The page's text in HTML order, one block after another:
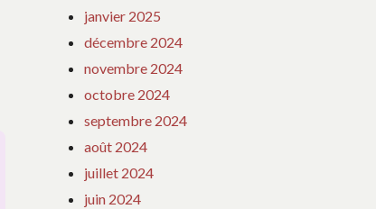
janvier 2025
décembre 2024
novembre 2024
octobre 2024
septembre 2024
août 2024
juillet 2024
juin 2024